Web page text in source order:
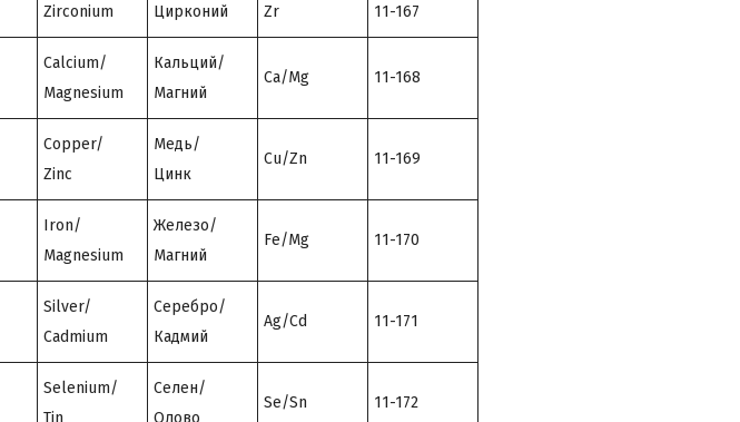
Zirconium Цирконий Zr 11-167
Calcium/
Magnesium
Кальций/
Магний
Ca/Mg 11-168
Copper/
Zinc
Медь/
Цинк
Cu/Zn 11-169
Iron/
Magnesium
Железо/
Магний
Fe/Mg 11-170
Silver/
Cadmium
Серебро/
Кадмий
Ag/Cd 11-171
Selenium/
Tin
Селен/
Олово
Se/Sn 11-172